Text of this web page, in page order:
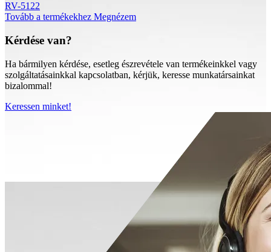
RV-5122
Tovább a termékekhez Megnézem
Kérdése van?
Ha bármilyen kérdése, esetleg észrevétele van termékeinkkel vagy
szolgáltatásainkkal kapcsolatban, kérjük, keresse munkatársainkat
bizalommal!
Keressen minket!